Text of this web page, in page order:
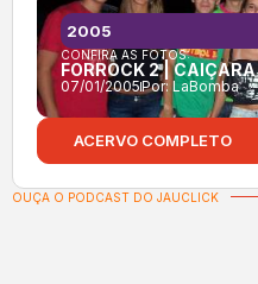
CONFIRA AS FOTOS:
FORROCK 2 | CAIÇARA
07/01/2005Por:LaBomba
2005
ACERVO COMPLETO
OUÇA O PODCAST DO JAUCLICK